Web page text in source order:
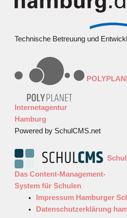
Technische Betreuung und
Internetagentur
Hamburg
Powered by SchulCMS.net
Das Content-Management-
System für Schulen
Impressum Hamburger
Datenschutzerklärung